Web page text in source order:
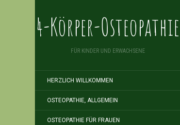
4-Körper-Osteopathie
FÜR KINDER UND ERWACHSENE
HERZLICH WILLKOMMEN
OSTEOPATHIE, ALLGEMEIN
OSTEOPATHIE FÜR FRAUEN